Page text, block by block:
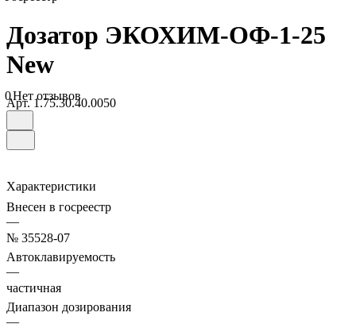
Дозатор ЭКОХИМ-ОФ-1-25
New
0Нет отзывов
Арт.1.75.30.40.0050
Характеристики
Внесен в госреестр
—
№ 35528-07
Автоклавируемость
—
частичная
Диапазон дозирования